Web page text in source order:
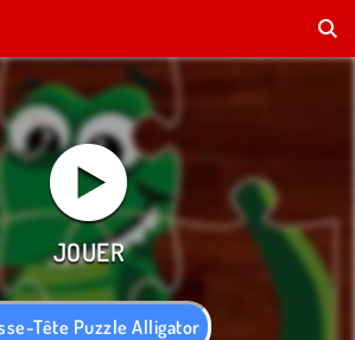
Tête Puzzle Alligator